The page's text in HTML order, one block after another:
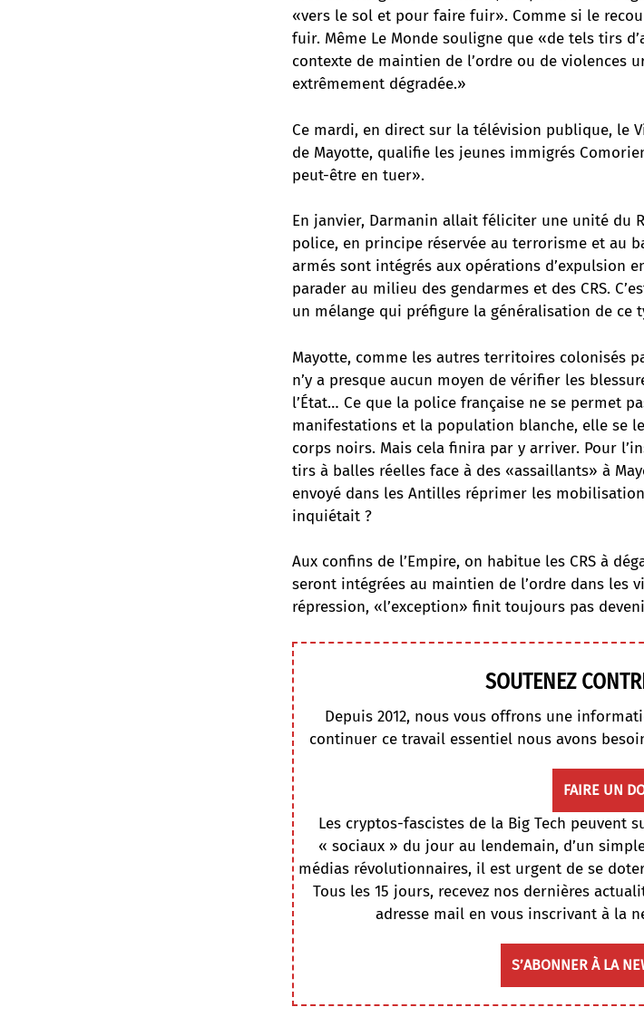
«vers le sol et pour faire fuir». Comme si le
fuir. Même Le Monde souligne que «de tels tirs
contexte de maintien de l’ordre ou de violences
extrêmement dégradée.»
Ce mardi, en direct sur la télévision publique, le
de Mayotte, qualifie les jeunes immigrés
peut-être en tuer».
En janvier, Darmanin allait féliciter une unité du
police, en principe réservée au terrorisme et au
armés sont intégrés aux opérations d’expulsion
parader au milieu des gendarmes et des CRS.
un mélange qui préfigure la généralisation de ce
Mayotte, comme les autres territoires colonisés
n’y a presque aucun moyen de vérifier les
l’État… Ce que la police française ne se permet
manifestations et la population blanche, elle se
corps noirs. Mais cela finira par y arriver. Pour
tirs à balles réelles face à des «assaillants» à
envoyé dans les Antilles réprimer les
inquiétait ?
Aux confins de l’Empire, on habitue les CRS à
seront intégrées au maintien de l’ordre dans les
répression, «l’exception» finit toujours pas
SOUTENEZ
Depuis 2012, nous vous offrons une
continuer ce travail essentiel nous avons
FAIRE UN
Les cryptos-fascistes de la Big Tech peuvent
« sociaux » du jour au lendemain, d’un
médias révolutionnaires, il est urgent de se
Tous les 15 jours, recevez nos dernières
adresse mail en vous inscrivant à la
S’ABONNER À LA